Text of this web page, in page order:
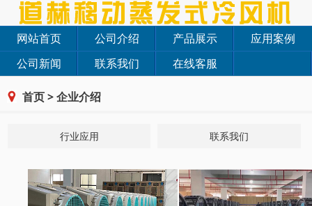
网站首页 公司介绍 产品展示
应用案例
公司新闻
联系我们 在线客服
首页>企业介绍
行业应用 联系我们